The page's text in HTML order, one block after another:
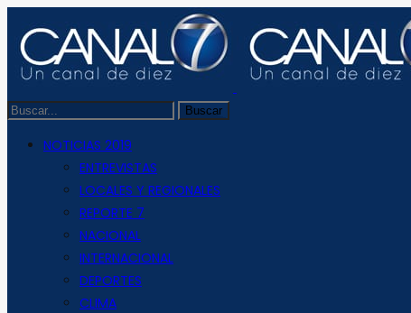
NOTICIAS 2019
ENTREVISTAS
LOCALES Y REGIONALES
REPORTE 7
NACIONAL
INTERNACIONAL
DEPORTES
CLIMA